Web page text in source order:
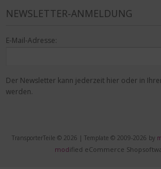
NEWSLETTER-ANMELDUNG
E-Mail-Adresse:
Der Newsletter kann jederzeit hier oder in
werden.
TransporterTeile © 2026 | Template © 2009-2026 by
modified eCommerce